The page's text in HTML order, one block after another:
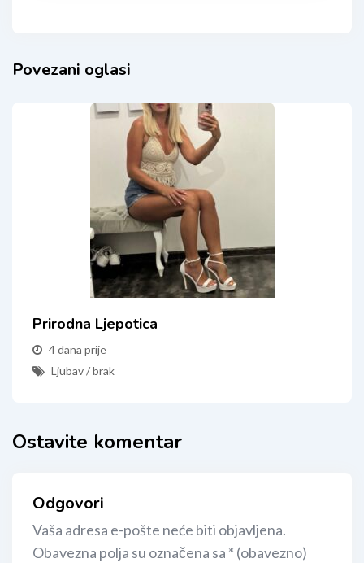
Povezani oglasi
Prirodna Ljepotica
4 dana prije
Ljubav / brak
Ostavite komentar
Odgovori
Vaša adresa e-pošte neće biti objavljena.
Obavezna polja su označena sa * (obavezno)